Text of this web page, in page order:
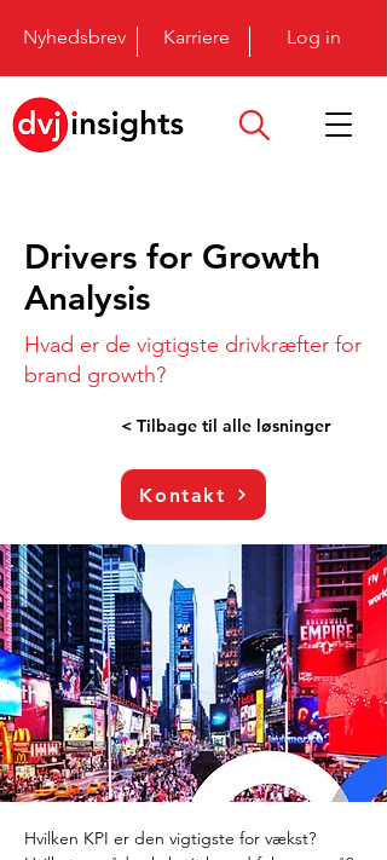
Nyhedsbrev Karriere Log in
Drivers for Growth
Analysis
Hvad er de vigtigste drivkræfter for
brand growth?
< Tilbage til alle løsninger
Kontakt
Hvilken KPI er den vigtigste for vækst?